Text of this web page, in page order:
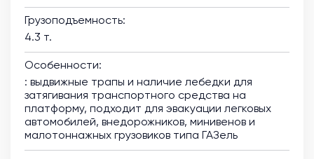
Грузоподъемность:
4.3 т.
Особенности:
: выдвижные трапы и наличие лебедки для
затягивания транспортного средства на
платформу, подходит для эвакуации легковых
автомобилей, внедорожников, минивенов и
малотоннажных грузовиков типа ГАЗель